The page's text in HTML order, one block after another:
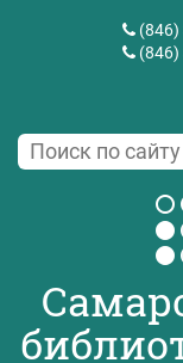
(846)
(846)